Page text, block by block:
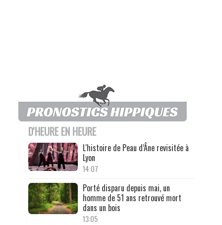
D'HEURE EN HEURE
L'histoire de Peau d’Âne revisitée à
Lyon
14:07
Porté disparu depuis mai, un
homme de 51 ans retrouvé mort
dans un bois
13:05